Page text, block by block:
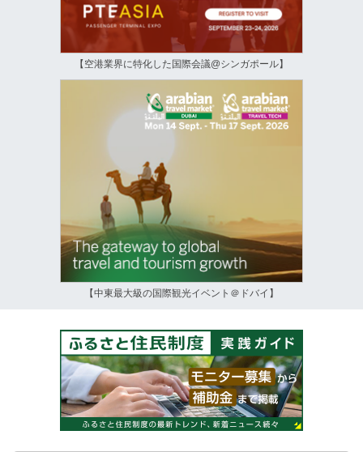
【空港業界に特化した国際会議@シンガポール】
【中東最大級の国際観光イベント＠ドバイ】